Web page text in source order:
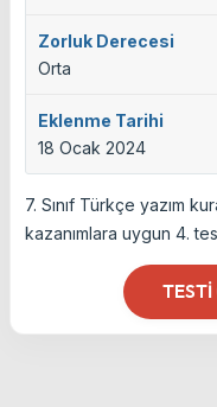
Zorluk Derecesi
Orta
Eklenme Tarihi
18 Ocak 2024
7. Sınıf Türkçe yazım
kazanımlara uygun 4.